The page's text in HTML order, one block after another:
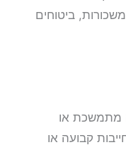
ביטוחים
מתמשכת או
קבועה או